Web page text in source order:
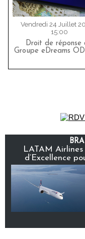
Vendredi 24 Juillet
15:00
Droit de réponse
Groupe eDreams
LATAM
d’Excellence